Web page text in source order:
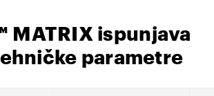
MATRIX ispunjava
parametre